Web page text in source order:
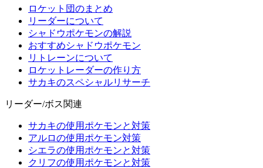
ロケット団のまとめ
リーダーについて
シャドウポケモンの解説
おすすめシャドウポケモン
リトレーンについて
ロケットレーダーの作り方
サカキのスペシャルリサーチ
リーダー/ボス関連
サカキの使用ポケモンと対策
アルロの使用ポケモン対策
シエラの使用ポケモンと対策
クリフの使用ポケモンと対策